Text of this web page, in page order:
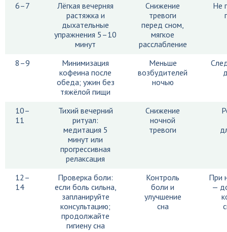
6–7
Лёгкая вечерняя
растяжка и
дыхательные
упражнения 5–10
минут
Снижение
тревоги
перед сном,
мягкое
расслабление
Не
8–9
Минимизация
кофеина после
обеда; ужин без
тяжёлой пищи
Меньше
возбудителей
ночью
10–
11
Тихий вечерний
ритуал:
медитация 5
минут или
прогрессивная
релаксация
Снижение
ночной
тревоги
12–
14
Проверка боли:
если боль сильна,
запланируйте
консультацию;
продолжайте
гигиену сна
Контроль
боли и
улучшение
сна
При
—